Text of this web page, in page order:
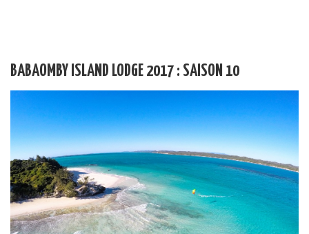
BABAOMBY ISLAND LODGE 2017 : SAISON 10